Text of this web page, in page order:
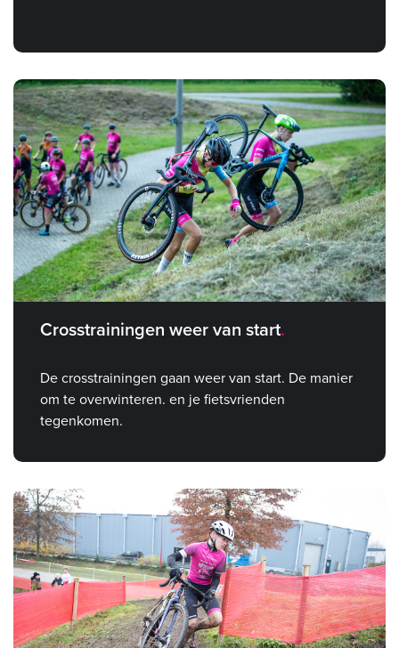
Crosstrainingen weer van start
De crosstrainingen gaan weer van start. De manier
om te overwinteren. en je fietsvrienden
tegenkomen.